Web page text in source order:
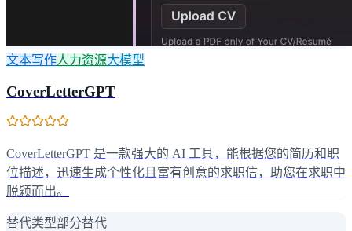
文本写作人力资源大模型
CoverLetterGPT
CoverLetterGPT 是一款强大的 AI 工具，能根据您的简历和职
位描述，迅速生成个性化且富有创意的求职信，助您在求职中
脱颖而出。
替代类型部分替代